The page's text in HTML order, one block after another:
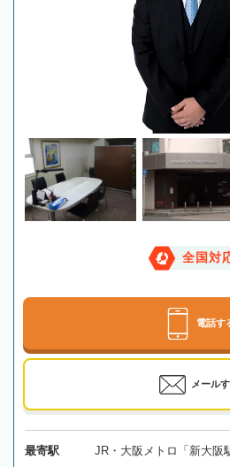
全国対
電話す
メール
最寄駅 JR・大阪メトロ「新大阪